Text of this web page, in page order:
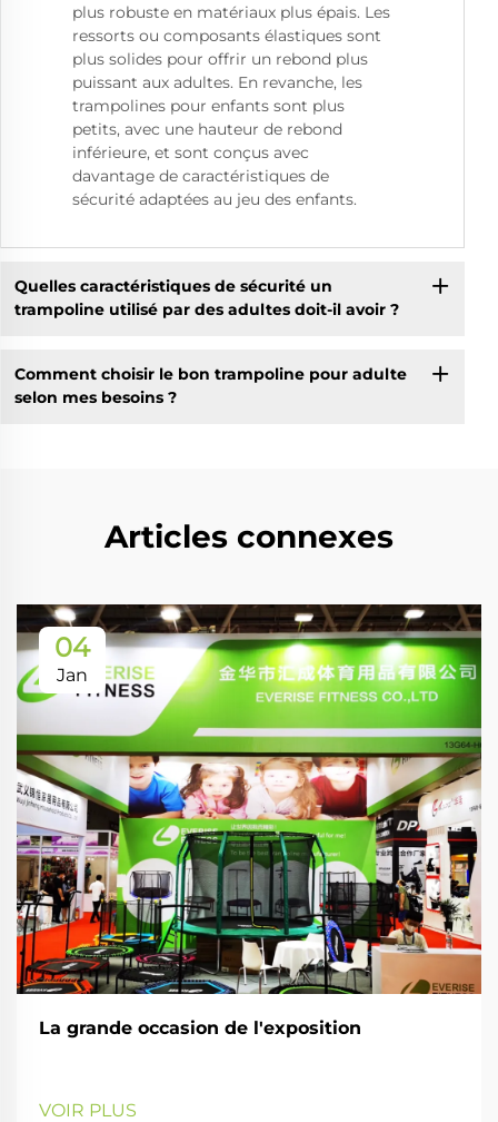
plus robuste en matériaux plus épais. Les
ressorts ou composants élastiques sont
plus solides pour offrir un rebond plus
puissant aux adultes. En revanche, les
trampolines pour enfants sont plus
petits, avec une hauteur de rebond
inférieure, et sont conçus avec
davantage de caractéristiques de
sécurité adaptées au jeu des enfants.
Quelles caractéristiques de sécurité un
trampoline utilisé par des adultes doit-il avoir ?
Comment choisir le bon trampoline pour adulte
selon mes besoins ?
Articles connexes
04
Jan
La grande occasion de l'exposition
VOIR PLUS